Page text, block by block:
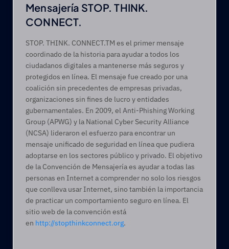
Mensajería STOP. THINK.
CONNECT.
STOP. THINK. CONNECT.TM es el primer mensaje
coordinado de la historia para ayudar a todos los
ciudadanos digitales a mantenerse más seguros y
protegidos en línea. El mensaje fue creado por una
coalición sin precedentes de empresas privadas,
organizaciones sin fines de lucro y entidades
gubernamentales. En 2009, el Anti-Phishing Working
Group (APWG) y la National Cyber Security Alliance
(NCSA) lideraron el esfuerzo para encontrar un
mensaje unificado de seguridad en línea que pudiera
adoptarse en los sectores público y privado. El objetivo
de la Convención de Mensajería es ayudar a todas las
personas en Internet a comprender no solo los riesgos
que conlleva usar Internet, sino también la importancia
de practicar un comportamiento seguro en línea. El
sitio web de la convención está
en http://stopthinkconnect.org.